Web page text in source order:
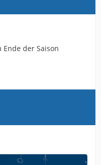
der Saison